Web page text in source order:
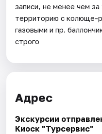
записи, не менее чем
территорию с колюще-
газовыми и пр.
строго
Адрес
Экскурсии
Киоск "Турсервис"